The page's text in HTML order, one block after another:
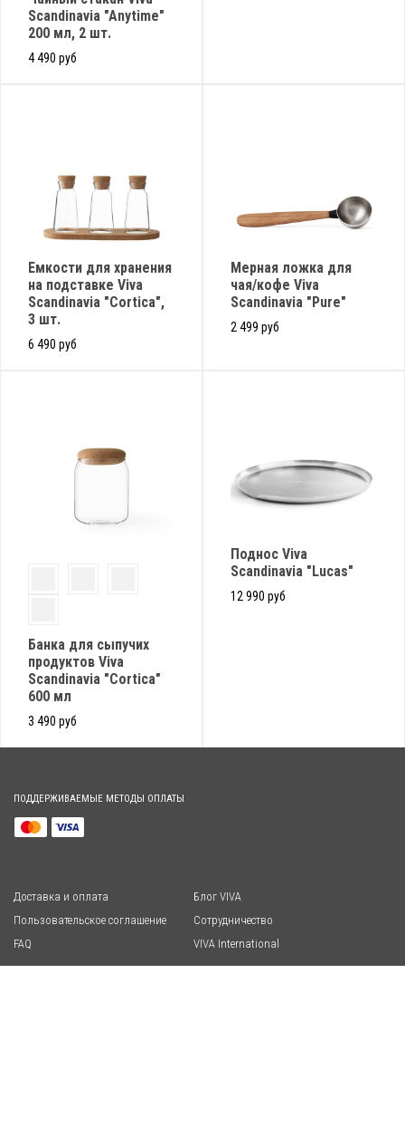
Scandinavia "Anytime"
200 мл, 2 шт.
4 490 руб
Емкости для хранения
на подставке Viva
Scandinavia "Cortica",
3 шт.
6 490 руб
Мерная ложка для
чая/кофе Viva
Scandinavia "Pure"
2 499 руб
Банка для сыпучих
продуктов Viva
Scandinavia "Cortica"
600 мл
3 490 руб
Поднос Viva
Scandinavia "Lucas"
12 990 руб
ПОДДЕРЖИВАЕМЫЕ МЕТОДЫ ОПЛАТЫ
Доставка и оплата
Пользовательское соглашение
FAQ
Блог VIVA
Сотрудничество
VIVA International